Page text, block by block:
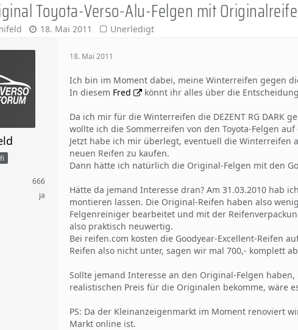
Toyota-Verso-Alu-Felgen mit Originalreifen
18. Mai 2011 Unerledigt
666
ja
18. Mai 2011
Ich bin im Moment dabei, meine Winterreifen gegen
In diesem Fred könnt ihr alles über die
Da ich mir für die Winterreifen die DEZENT RG DARK
wollte ich die Sommerreifen von den Toyota-Felgen auf
Jetzt habe ich mir überlegt, eventuell die Winterreifen
neuen Reifen zu kaufen.
Dann hätte ich natürlich die Original-Felgen mit den
Hätte da jemand Interesse dran? Am 31.03.2010 hab
montieren lassen. Die Original-Reifen haben also
Felgenreiniger bearbeitet und mit der
also praktisch neuwertig.
Bei reifen.com kosten die Goodyear-Excellent-Reifen
Reifen also nicht unter, sagen wir mal 700,- komplett
Sollte jemand Interesse an den Original-Felgen
realistischen Preis für die Originalen bekomme, wäre
PS: Da der Kleinanzeigenmarkt im Moment renoviert
Markt online ist.